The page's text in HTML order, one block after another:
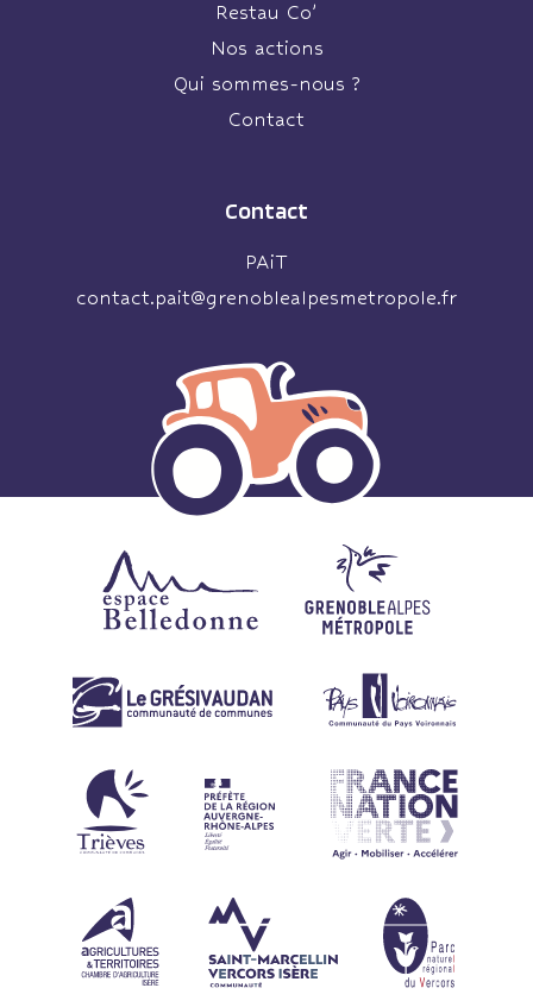
Restau Co’
Nos actions
Qui sommes-nous ?
Contact
Contact
PAiT
contact.pait@grenoblealpesmetropole.fr